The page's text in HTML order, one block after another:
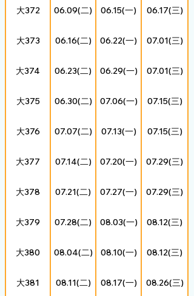
大372 06.09(二) 06.15(一) 06.17(三)
大373 06.16(二) 06.22(一) 07.01(三)
大374 06.23(二) 06.29(一) 07.01(三)
大375 06.30(二) 07.06(一) 07.15(三)
大376 07.07(二) 07.13(一) 07.15(三)
大377 07.14(二) 07.20(一) 07.29(三)
大378 07.21(二) 07.27(一) 07.29(三)
大379 07.28(二) 08.03(一) 08.12(三)
大380 08.04(二) 08.10(一) 08.12(三)
大381 08.11(二) 08.17(一) 08.26(三)